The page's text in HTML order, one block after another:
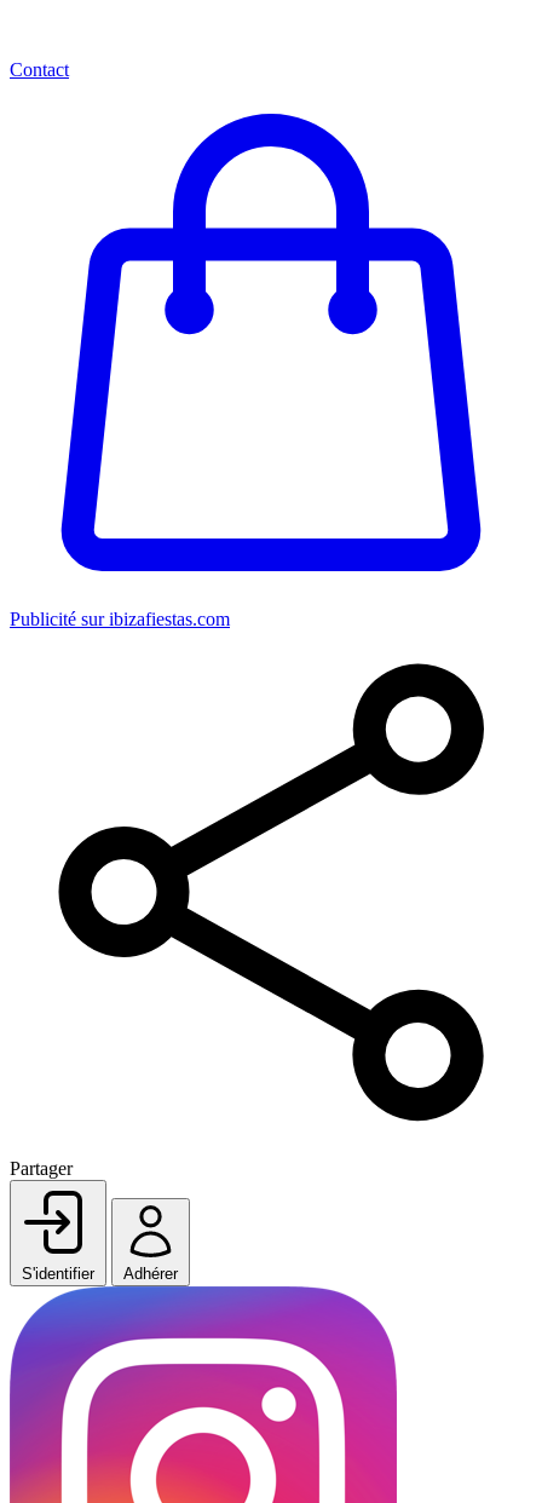
Contact
Publicité sur ibizafiestas.com
Partager
S'identifier Adhérer